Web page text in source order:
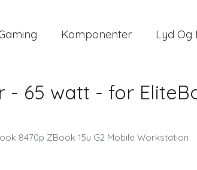
Komponenter Lyd Og
65 watt - for
8470p ZBook 15u G2 Mobile Workstation